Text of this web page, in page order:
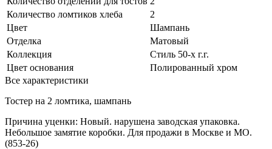
Количество ломтиков хлеба
2
Цвет
Шампань
Отделка
Матовый
Коллекция
Стиль 50-х г.г.
Цвет основания
Полированный хром
Все характеристики
Тостер на 2 ломтика, шампань
Причина уценки: Новый. нарушена заводская упаковка.
Небольшое замятие коробки. Для продажи в Москве и МО.
(853-26)